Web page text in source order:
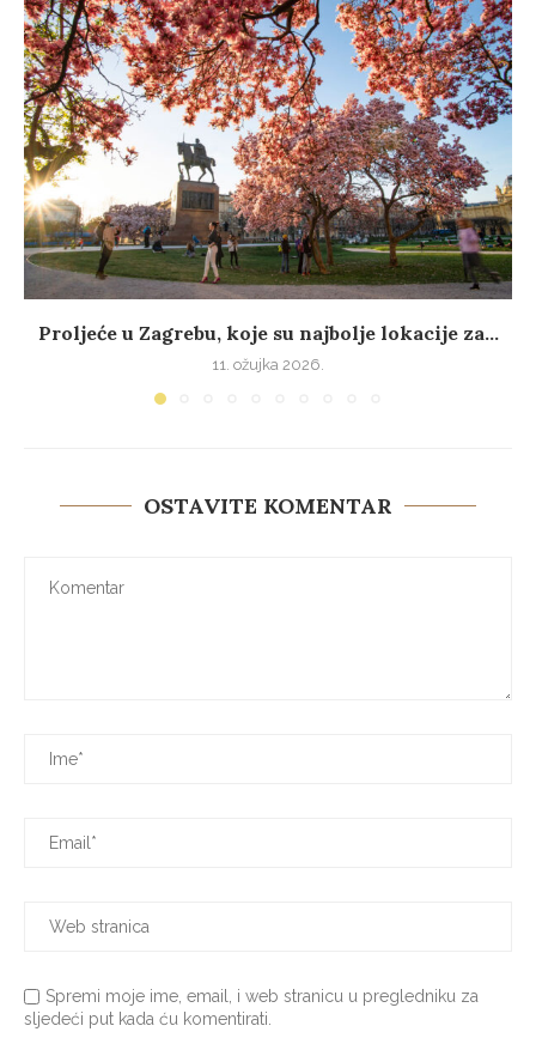
Proljeće u Zagrebu, koje su najbolje lokacije za...
11. ožujka 2026.
OSTAVITE KOMENTAR
Spremi moje ime, email, i web stranicu u pregledniku za
sljedeći put kada ću komentirati.